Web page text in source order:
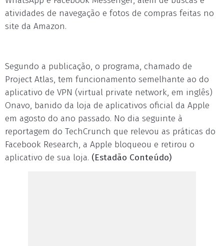
atividades de navegação e fotos de compras feitas no
site da Amazon.
Segundo a publicação, o programa, chamado de
Project Atlas, tem funcionamento semelhante ao do
aplicativo de VPN (virtual private network, em inglês)
Onavo, banido da loja de aplicativos oficial da Apple
em agosto do ano passado. No dia seguinte à
reportagem do TechCrunch que relevou as práticas do
Facebook Research, a Apple bloqueou e retirou o
aplicativo de sua loja. (Estadão Conteúdo)